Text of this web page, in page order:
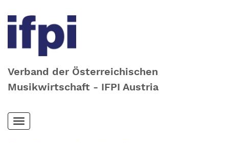
Verband der Österreichischen
Musikwirtschaft - IFPI Austria
Skip
to
Toggle
navigation